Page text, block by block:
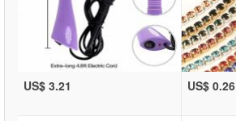
US$ 3.21 US$ 0.26